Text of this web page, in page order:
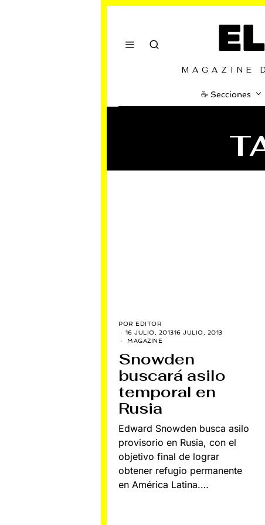
MAGAZINE
☕️ Secciones
POR EDITOR
16 JULIO, 201316 JULIO, 2013
MAGAZINE
Snowden
buscará asilo
temporal en
Rusia
Edward Snowden busca asilo
provisorio en Rusia, con el
objetivo final de lograr
obtener refugio permanente
en América Latina.…